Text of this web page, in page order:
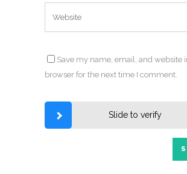
Save my name, email, and website
browser for the next time I comment.
Slide to verify